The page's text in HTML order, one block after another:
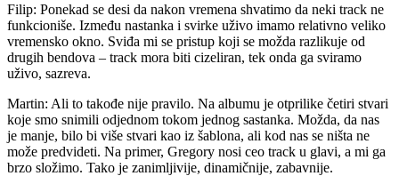
Filip: Ponekad se desi da nakon vremena shvatimo da neki track ne
funkcioniše. Između nastanka i svirke uživo imamo relativno veliko
vremensko okno. Sviđa mi se pristup koji se možda razlikuje od
drugih bendova – track mora biti cizeliran, tek onda ga sviramo
uživo, sazreva.
Martin: Ali to takođe nije pravilo. Na albumu je otprilike četiri stvari
koje smo snimili odjednom tokom jednog sastanka. Možda, da nas
je manje, bilo bi više stvari kao iz šablona, ali kod nas se ništa ne
može predvideti. Na primer, Gregory nosi ceo track u glavi, a mi ga
brzo složimo. Tako je zanimljivije, dinamičnije, zabavnije.